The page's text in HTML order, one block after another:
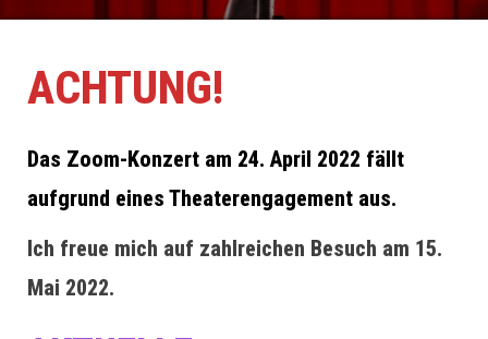
ACHTUNG!
Das Zoom-Konzert am 24. April 2022 fällt
aufgrund eines Theaterengagement aus.
Ich freue mich auf zahlreichen Besuch am 15.
Mai 2022.